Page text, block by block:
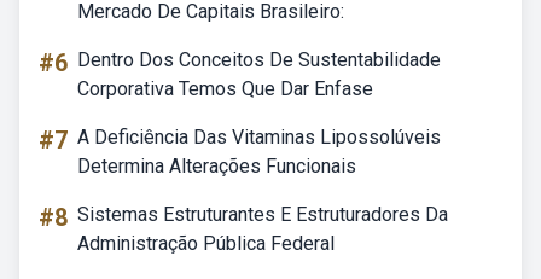
Mercado De Capitais Brasileiro:
#6 Dentro Dos Conceitos De Sustentabilidade
Corporativa Temos Que Dar Enfase
#7 A Deficiência Das Vitaminas Lipossolúveis
Determina Alterações Funcionais
#8 Sistemas Estruturantes E Estruturadores Da
Administração Pública Federal